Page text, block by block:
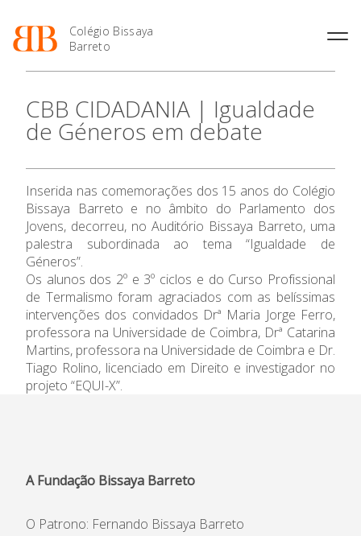
Colégio Bissaya
Barreto
O Colégio
Projeto Educativo
Organização
Colaboradores Não
Docentes
Instalações
Ofertas de emprego
Regulamentos
Jornal “O Coreto”
Privacidade
Oferta Formativa
Enriquecimento Curricular
Oferta Curricular
Sala de Estudo
Atividades de Interrupção
Letiva
Academia de LínguasEnsino Profissional
Profissionais
Matrículas
Termalismo
Curso de Técnico/a de Apoio
à Família e à Comunidade
Ofertas de Emprego
Ano Letivo
2027
Calendários
de Educação
SIGE
Secretariado de Exames
Admissão
Informações
CBB CIDADANIA | Igualdade
de Géneros em debate
Inserida nas comemorações dos 15 anos do Colégio
Bissaya Barreto e no âmbito do Parlamento dos
Jovens, decorreu, no Auditório Bissaya Barreto, uma
palestra subordinada ao tema “Igualdade de
Géneros”.
Os alunos dos 2º e 3º ciclos e do Curso Profissional
de Termalismo foram agraciados com as belíssimas
intervenções dos convidados Drª Maria Jorge Ferro,
professora na Universidade de Coimbra, Drª Catarina
Martins, professora na Universidade de Coimbra e Dr.
Tiago Rolino, licenciado em Direito e investigador no
projeto “EQUI-X”.
A Fundação Bissaya Barreto
O Patrono: Fernando Bissaya Barreto